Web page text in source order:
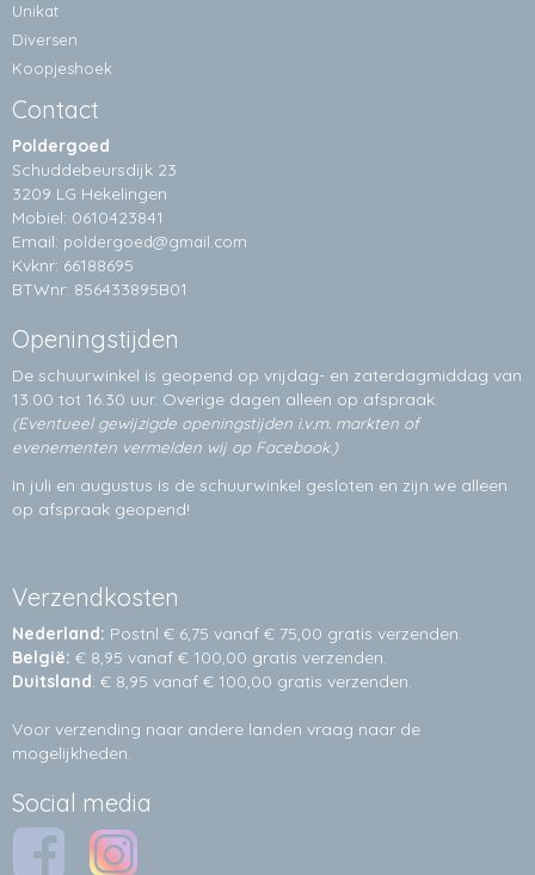
Unikat
Diversen
Koopjeshoek
Contact
Poldergoed
Schuddebeursdijk 23
3209 LG Hekelingen
Mobiel: 0610423841
Email: poldergoed@gmail.com
Kvknr: 66188695
BTWnr: 856433895B01
Openingstijden
De schuurwinkel is geopend op vrijdag- en zaterdagmiddag van
13.00 tot 16.30 uur. Overige dagen alleen op afspraak.
(Eventueel gewijzigde openingstijden i.v.m. markten of
evenementen vermelden wij op Facebook.)
In juli en augustus is de schuurwinkel gesloten en zijn we alleen
op afspraak geopend!
Verzendkosten
Nederland: Postnl € 6,75 vanaf € 75,00 gratis verzenden.
België: € 8,95 vanaf € 100,00 gratis verzenden.
Duitsland: € 8,95 vanaf € 100,00 gratis verzenden.
Voor verzending naar andere landen vraag naar de
mogelijkheden.
Social media